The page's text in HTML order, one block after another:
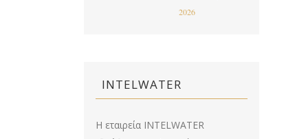
2026
INTELWATER
Η εταιρεία INTELWATER